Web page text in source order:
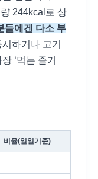
244kcal로 상
들에겐 다소 부
하거나 고기
‘먹는 즐거
비율(일일기준)